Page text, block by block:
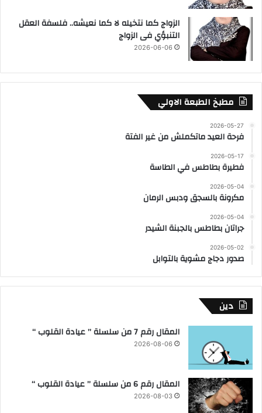
الزواج كما نتخيله لا كما نعيشه.. فلسفة العقل
التنبؤي فى الزواج
2026-06-06
مطبخ الطبعة الاولي
2026-05-27
فرحة العيد ماتكملش من غير الفتة
2026-05-17
فطيرة بطاطس في الطاسة
2026-05-04
مكرونة بالسجق ودبس الرمان
2026-05-04
جراتان بطاطس بالجبنة الشيدر
2026-05-02
صدور دجاج مشوية بالتوابل
دين
المقال رقم 7 من سلسلة ” عيادة القلوب “
2026-08-06
المقال رقم 6 من سلسلة ” عيادة القلوب “
2026-08-03